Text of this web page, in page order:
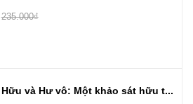
235.000₫
Hữu và Hư vô: Một khảo sát hữu t...